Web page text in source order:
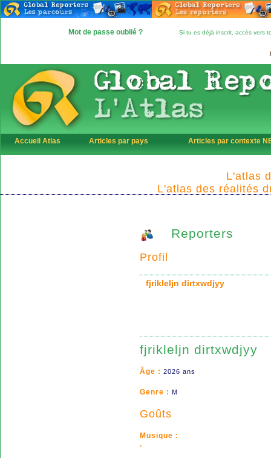
Mot de passe oublié ? Si tu es déjà inscrit, accès vers
Accueil Atlas Articles par pays Articles par contexte
L'atlas
L'atlas des réalités
Reporters
Profil
fjrikleljn dirtxwdjyy
fjrikleljn dirtxwdjyy
Âge : 2026 ans
Genre : M
Goûts
Musique :
.